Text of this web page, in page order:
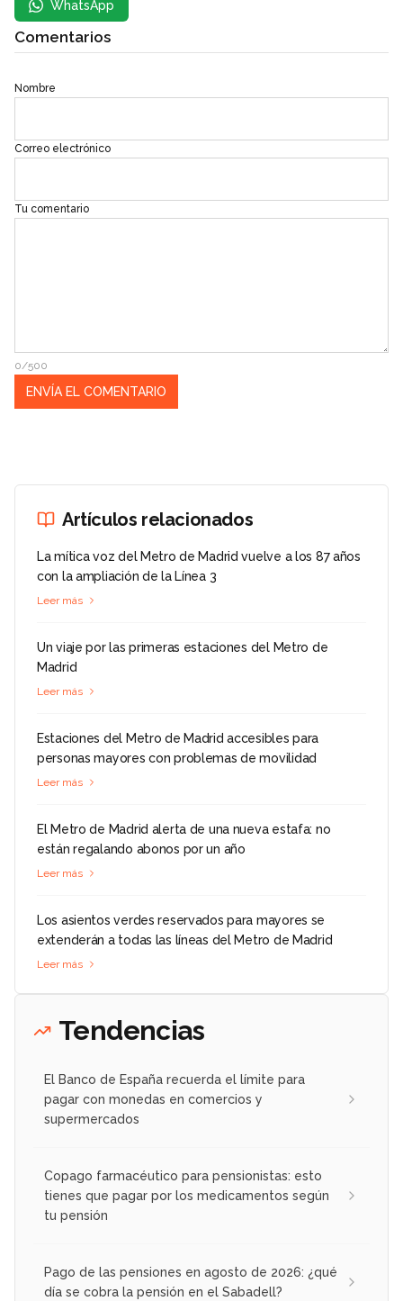
WhatsApp
Comentarios
Nombre
Correo electrónico
Tu comentario
0/500
Artículos relacionados
La mítica voz del Metro de Madrid vuelve a los 87 años
con la ampliación de la Línea 3
Leer más
Un viaje por las primeras estaciones del Metro de
Madrid
Leer más
Estaciones del Metro de Madrid accesibles para
personas mayores con problemas de movilidad
Leer más
El Metro de Madrid alerta de una nueva estafa: no
están regalando abonos por un año
Leer más
Los asientos verdes reservados para mayores se
extenderán a todas las líneas del Metro de Madrid
Leer más
Tendencias
El Banco de España recuerda el límite para
pagar con monedas en comercios y
supermercados
Copago farmacéutico para pensionistas: esto
tienes que pagar por los medicamentos según
tu pensión
Pago de las pensiones en agosto de 2026: ¿qué
día se cobra la pensión en el Sabadell?